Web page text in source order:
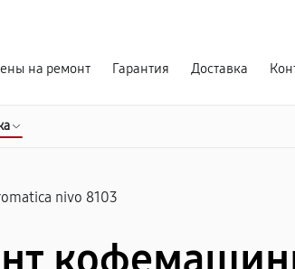
на ремонт Гарантия Доставка
nivo 8103